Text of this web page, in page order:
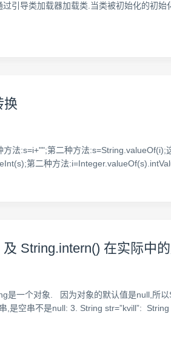
引导类加载器加载类.当类被初始化的初
换
法:s=i+"";第二种方法
第二种方法
String.intern() 在实际中的
是一个对象. 因为对象的默认值是null,所
,是空串不是null: 3. String str=”kvill”: